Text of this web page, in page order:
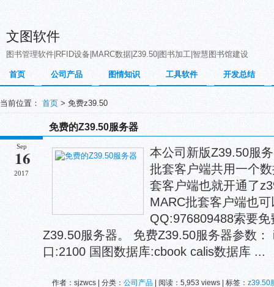
文图软件
图书管理软件|RFID设备|MARC数据|Z39.50|图书加工|智慧图书馆建设
首页 公司产品 图情知识 工具软件 开发总结
当前位置： 首页 > 免费z39.50
免费的Z39.50服务器
Sep
16
2017
本公司新版Z39.50服
批套客户端共用一个
套客户端也就开通了
MARC批套客户端也
QQ:976809488索要
Z39.50服务器。 免费Z39.50服务器参数
口:2100 国图数据库:cbook calis数据库 ...
作者：sjzwcs | 分类： 公司产品 | 阅读：5,953 views | 标签： z39.50